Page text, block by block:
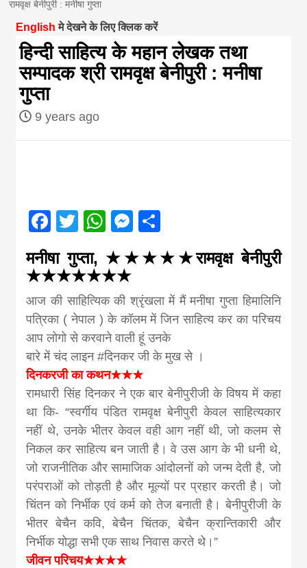
magazine of
Nepal brings
news in hindi
news,
khabar
रामवृक्ष बेनीपुरी : मनीषा गुप्ता
English मे देखने के लिए क्लिक करें
हिन्दी साहित्य के महान लेखक तथा
सम्पादक श्री रामवृक्ष बेनीपुरी : मनीषा
गुप्ता
9 years ago
Facebook
Twitter
WhatsApp
Messenger
मनीषा गुप्ता, ★★★★★रामवृक्ष बेनीपुरी
★★★★★★★
आज की साहित्यिक की श्रृंखला में मैं मनीषा गुप्ता हिमालिनि
पत्रिका ( नेपाल ) के कॉलम में जिन साहित्य कर का परिचय
आप लोगो से करवाने वाली हूं उनके
बारे में चंद लाइन #दिनकर जी के मुख से ।
दिनकरजी का कथन★★★
रामधारी सिंह दिनकर ने एक बार बेनीपुरीजी के विषय में कहा
था कि- “स्वर्गीय पंडित रामवृक्ष बेनीपुरी केवल साहित्यकार
नहीं थे, उनके भीतर केवल वही आग नहीं थी, जो कलम से
निकल कर साहित्य बन जाती है। वे उस आग के भी धनी थे,
जो राजनीतिक और सामाजिक आंदोलनों को जन्म देती है, जो
परंपराओं को तोड़ती है और मूल्यों पर प्रहार करती है। जो
चिंतन को निर्भीक एवं कर्म को तेज बनाती है। बेनीपुरीजी के
भीतर बेचैन कवि, बेचैन चिंतक, बेचैन क्रान्तिकारी और
निर्भीक योद्धा सभी एक साथ निवास करते थे।”
जीवन परिचय★★★★